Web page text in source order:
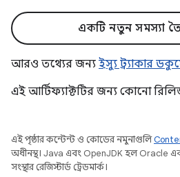
একটি নতুন সমস্যা
আরও তথ্যের জন্য ইস্যু ট্র্যাকার
এই আর্টিফ্যাক্টটির জন্য কোনো
এই পৃষ্ঠার কন্টেন্ট ও কোডের নমুনাগুলি
অধীনস্থ। Java এবং OpenJDK হল Oracle
সংস্থার রেজিস্টার্ড ট্রেডমার্ক।